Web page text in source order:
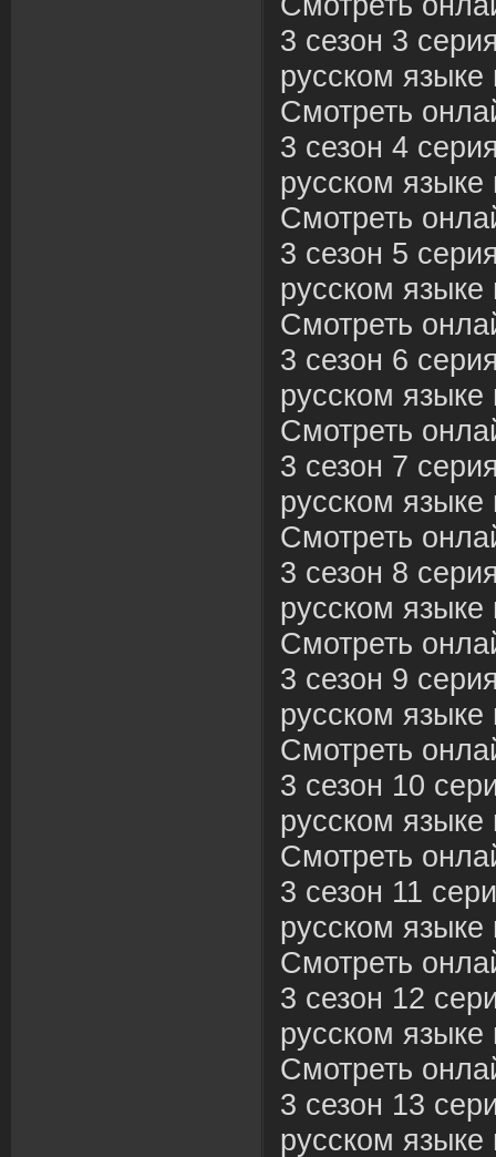
3 сезон 3
русском
Смотреть
3 сезон 4
русском
Смотреть
3 сезон 5
русском
Смотреть
3 сезон 6
русском
Смотреть
3 сезон 7
русском
Смотреть
3 сезон 8
русском
Смотреть
3 сезон 9
русском
Смотреть
3 сезон 10
русском
Смотреть
3 сезон 11
русском
Смотреть
3 сезон 12
русском
Смотреть
3 сезон 13
русском